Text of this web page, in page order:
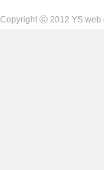
Copyright ⓒ 2012 YS web